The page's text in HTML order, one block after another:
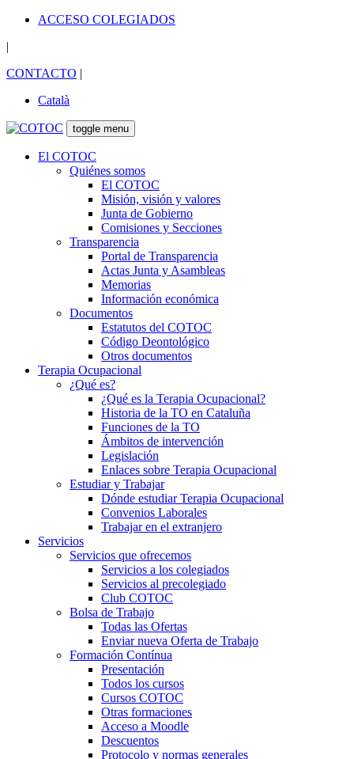
ACCESO COLEGIADOS
|
CONTACTO |
Català
toggle menu
El COTOC
Quiénes somos
El COTOC
Misión, visión y valores
Junta de Gobierno
Comisiones y Secciones
Transparencia
Portal de Transparencia
Actas Junta y Asambleas
Memorias
Información económica
Documentos
Estatutos del COTOC
Código Deontológico
Otros documentos
Terapia Ocupacional
¿Qué es?
¿Qué es la Terapia Ocupacional?
Historia de la TO en Cataluña
Funciones de la TO
Ámbitos de intervención
Legislación
Enlaces sobre Terapia Ocupacional
Estudiar y Trabajar
Dónde estudiar Terapia Ocupacional
Convenios Laborales
Trabajar en el extranjero
Servicios
Servicios que ofrecemos
Servicios a los colegiados
Servicios al precolegiado
Club COTOC
Bolsa de Trabajo
Todas las Ofertas
Enviar nueva Oferta de Trabajo
Formación Contínua
Presentación
Todos los cursos
Cursos COTOC
Otras formaciones
Acceso a Moodle
Descuentos
Protocolo y normas generales